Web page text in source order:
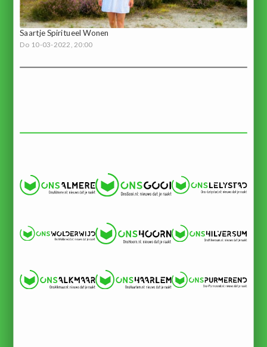
Saartje Spiritueel Wonen
Do 10-03-2022, 20:00